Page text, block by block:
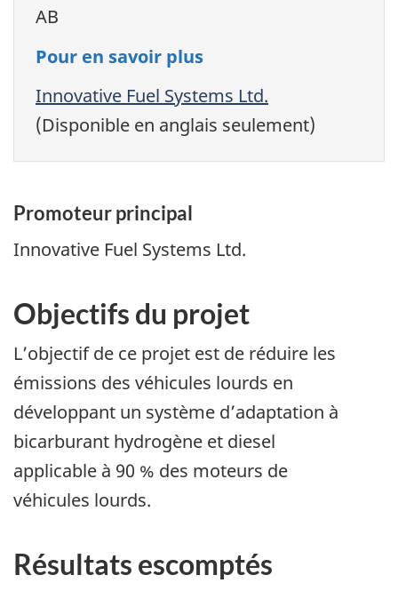
AB
Pour en savoir plus
Innovative Fuel Systems Ltd.
(Disponible en anglais seulement)
Promoteur principal
Innovative Fuel Systems Ltd.
Objectifs du projet
L’objectif de ce projet est de réduire les
émissions des véhicules lourds en
développant un système d’adaptation à
bicarburant hydrogène et diesel
applicable à 90 % des moteurs de
véhicules lourds.
Résultats escomptés